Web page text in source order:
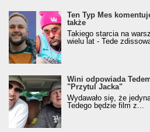
Ten Typ Mes
także
Takiego starcia na
wielu lat - Tede
Wini odpowiada
"Przytul Jacka"
Wydawało się, że
Tedego będzie film z...